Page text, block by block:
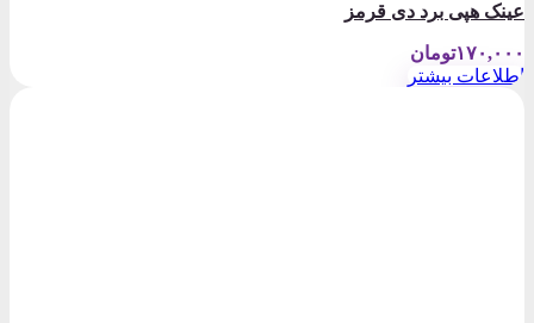
عینک هپی برد دی قرمز
۱۷۰,۰۰۰تومان
اطلاعات بیشتر